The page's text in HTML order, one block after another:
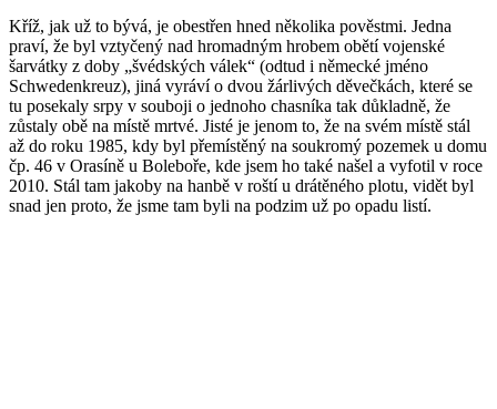
Kříž, jak už to bývá, je obestřen hned několika pověstmi. Jedna
praví, že byl vztyčený nad hromadným hrobem obětí vojenské
šarvátky z doby „švédských válek“ (odtud i německé jméno
Schwedenkreuz), jiná vyráví o dvou žárlivých děvečkách, které se
tu posekaly srpy v souboji o jednoho chasníka tak důkladně, že
zůstaly obě na místě mrtvé. Jisté je jenom to, že na svém místě stál
až do roku 1985, kdy byl přemístěný na soukromý pozemek u domu
čp. 46 v Orasíně u Boleboře, kde jsem ho také našel a vyfotil v roce
2010. Stál tam jakoby na hanbě v roští u drátěného plotu, vidět byl
snad jen proto, že jsme tam byli na podzim už po opadu listí.